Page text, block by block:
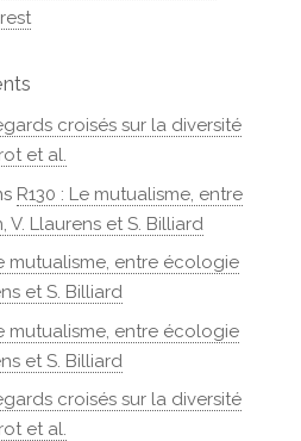
croisés sur la diversité
et al.
R130 : Le mutualisme, entre
Llaurens et S. Billiard
mutualisme, entre écologie
et S. Billiard
mutualisme, entre écologie
et S. Billiard
croisés sur la diversité
et al.